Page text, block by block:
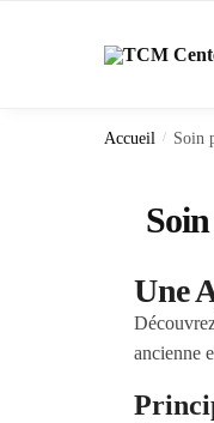
Accueil / Soin
Une
ancienne